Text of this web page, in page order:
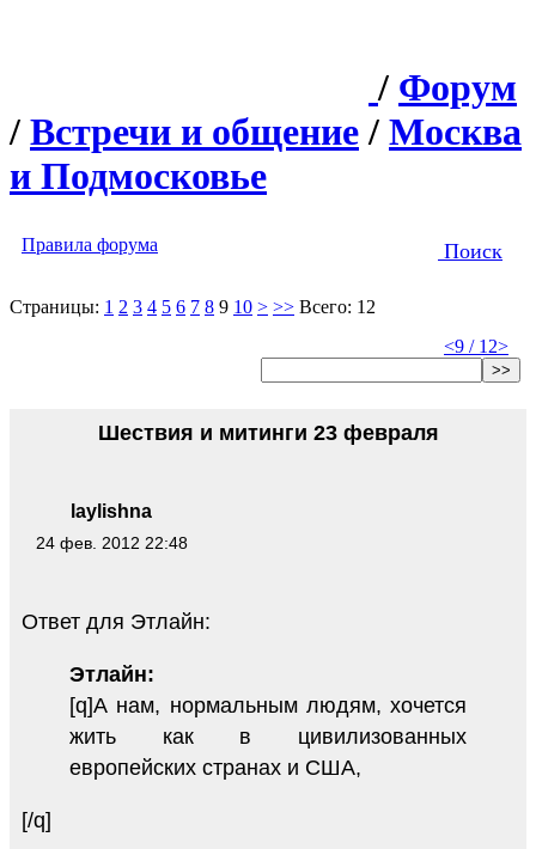
/ Форум
/ Встречи и общение / Москва
и Подмосковье
Правила форума Поиск
Страницы: 1 2 3 4 5 6 7 8 9 10 > >> Всего: 12
<9 / 12>
>>
laylishna
24 фев. 2012 22:48
Шествия и митинги 23 февраля
Ответ для Этлайн:
Этлайн:
[q]А нам, нормальным людям, хочется
жить как в цивилизованных
европейских странах и США,
[/q]